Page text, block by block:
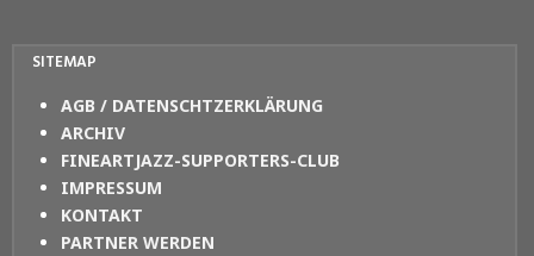
SITEMAP
AGB / DATENSCHTZERKLÄRUNG
ARCHIV
FINEARTJAZZ-SUPPORTERS-CLUB
IMPRESSUM
KONTAKT
PARTNER WERDEN